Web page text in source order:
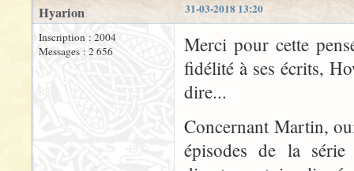
31-03-2018 13:20
Hyarion
Inscription : 2004
Messages : 2 656
Merci pour cette
fidélité à ses écrits,
dire...
Concernant Martin,
épisodes de la